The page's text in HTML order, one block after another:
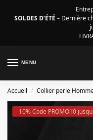
SOLDES D’ÉTÉ – Dernière
MENU
Accueil / Collier perle
-10% Code PROMO10